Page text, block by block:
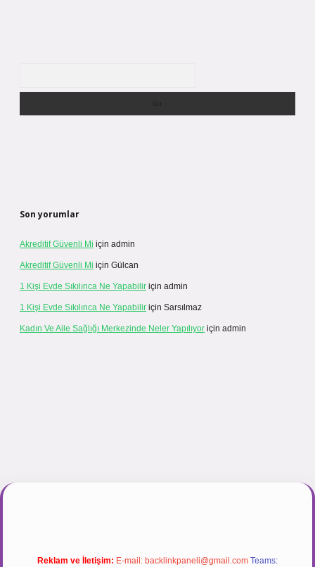
Son yorumlar
Akreditif Güvenli Mi için admin
Akreditif Güvenli Mi için Gülcan
1 Kişi Evde Sıkılınca Ne Yapabilir için admin
1 Kişi Evde Sıkılınca Ne Yapabilir için Sarsılmaz
Kadın Ve Aile Sağlığı Merkezinde Neler Yapılıyor için admin
Reklam ve İletişim: E-mail: backlinkpaneli@gmail.com Teams: